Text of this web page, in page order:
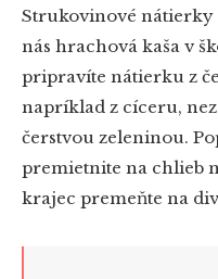
Strukovinové nátierky
nás hrachová kaša v
pripravíte nátierku z
napríklad z cíceru,
čerstvou zeleninou.
premietnite na chlieb
krajec premeňte na